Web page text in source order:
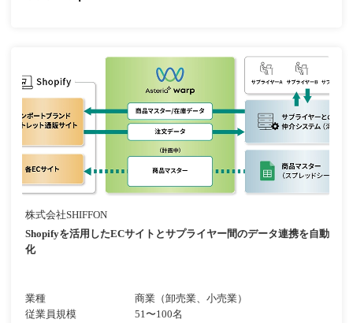
株式会社SHIFFON
Shopifyを活用したECサイトとサプライヤー間のデータ連携を自動
化
業種
商業（卸売業、小売業）
従業員規模
51〜100名